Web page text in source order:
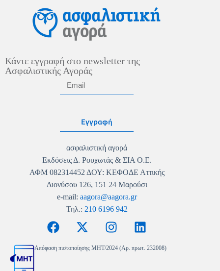
Κάντε εγγραφή στο newsletter της
Ασφαλιστικής Αγοράς
Εγγραφή
ασφαλιστική αγορά
Εκδόσεις Δ. Ρουχωτάς & ΣΙΑ Ο.Ε.
ΑΦΜ 082314452 ΔΟΥ: ΚΕΦΟΔΕ Αττικής
Διονύσου 126, 151 24 Μαρούσι
e-mail: aagora@aagora.gr
Τηλ.: 210 6196 942
Απόφαση πιστοποίησης MHT/2024 (Αρ. πρωτ. 232008)